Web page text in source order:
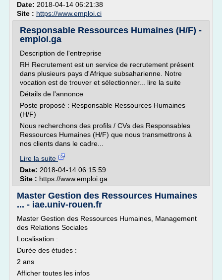
Date: 2018-04-14 06:21:38
Site : https://www.emploi.ci
Responsable Ressources Humaines (H/F) -
emploi.ga
Description de l'entreprise
RH Recrutement est un service de recrutement présent
dans plusieurs pays d'Afrique subsaharienne. Notre
vocation est de trouver et sélectionner... lire la suite
Détails de l'annonce
Poste proposé : Responsable Ressources Humaines
(H/F)
Nous recherchons des profils / CVs des Responsables
Ressources Humaines (H/F) que nous transmettrons à
nos clients dans le cadre...
Lire la suite
Date: 2018-04-14 06:15:59
Site : https://www.emploi.ga
Master Gestion des Ressources Humaines
... - iae.univ-rouen.fr
Master Gestion des Ressources Humaines, Management
des Relations Sociales
Localisation :
Durée des études :
2 ans
Afficher toutes les infos